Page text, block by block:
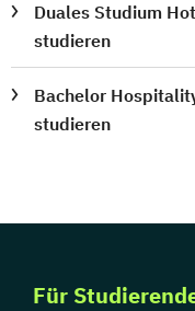
Duales Studium
studieren
Bachelor
studieren
Für